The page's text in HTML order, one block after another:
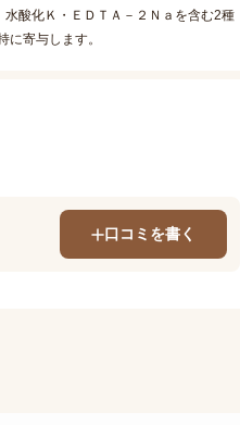
酸化Ｋ・ＥＤＴＡ－２Ｎａを含む2種
寄与します。
口コミを書く